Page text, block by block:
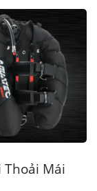
Thoải Mái